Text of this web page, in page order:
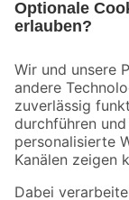
Der toom Newsletter:
Zur Newsletter
Folge uns